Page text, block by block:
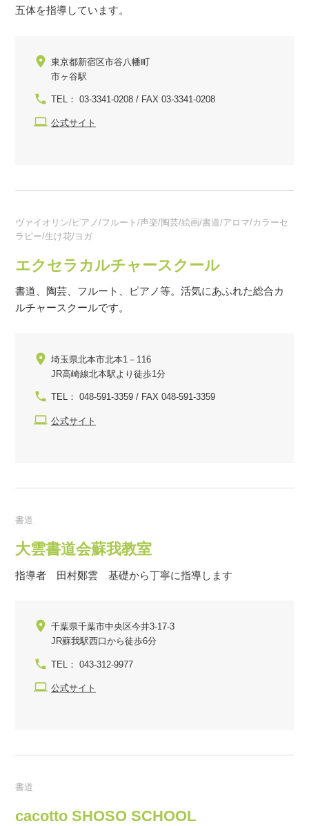
五体を指導しています。
東京都新宿区市谷八幡町
市ヶ谷駅
TEL： 03-3341-0208 / FAX 03-3341-0208
公式サイト
ヴァイオリン/ピアノ/フルート/声楽/陶芸/絵画/書道/アロマ/カラーセ
ラピー/生け花/ヨガ
エクセラカルチャースクール
書道、陶芸、フルート、ピアノ等。活気にあふれた総合カ
ルチャースクールです。
埼玉県北本市北本1－116
JR高崎線北本駅より徒歩1分
TEL： 048-591-3359 / FAX 048-591-3359
公式サイト
書道
大雲書道会蘇我教室
指導者 田村鄭雲 基礎から丁寧に指導します
千葉県千葉市中央区今井3-17-3
JR蘇我駅西口から徒歩6分
TEL： 043-312-9977
公式サイト
書道
cacotto SHOSO SCHOOL